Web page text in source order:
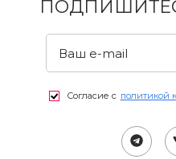
Согласие с политикой